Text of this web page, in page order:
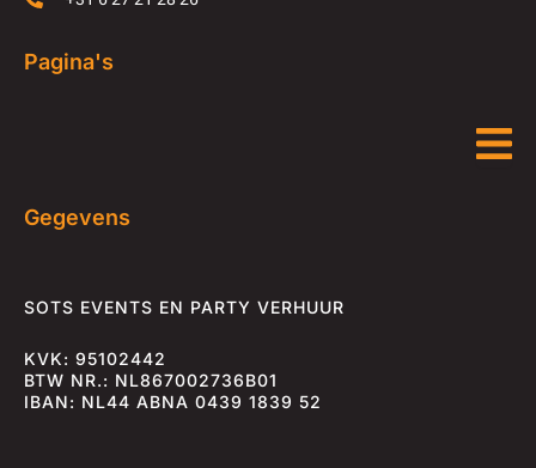
Pagina's
Gegevens
SOTS EVENTS EN PARTY VERHUUR
KVK: 95102442
BTW NR.: NL867002736B01
IBAN: NL44 ABNA 0439 1839 52